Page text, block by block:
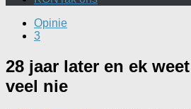
Opinie
3
28 jaar later en ek
veel nie